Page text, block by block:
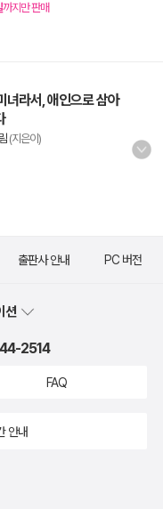
까지만 판매
녀라서, 애인으로 삼아
(지은이)
출판사 안내 PC 버전
션
2514
FAQ
안내